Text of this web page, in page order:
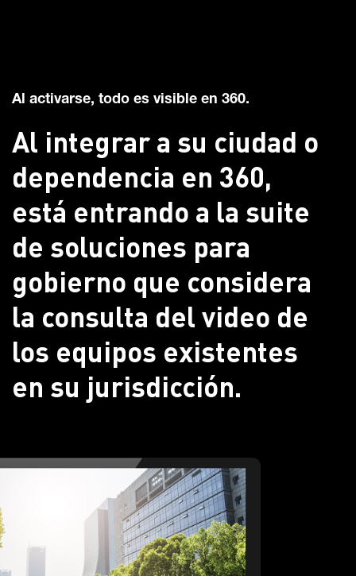
Al activarse, todo es visible en 360.
Al integrar a su ciudad o
dependencia en 360,
está entrando a la suite
de soluciones para
gobierno que considera
la consulta del video de
los equipos existentes
en su jurisdicción.